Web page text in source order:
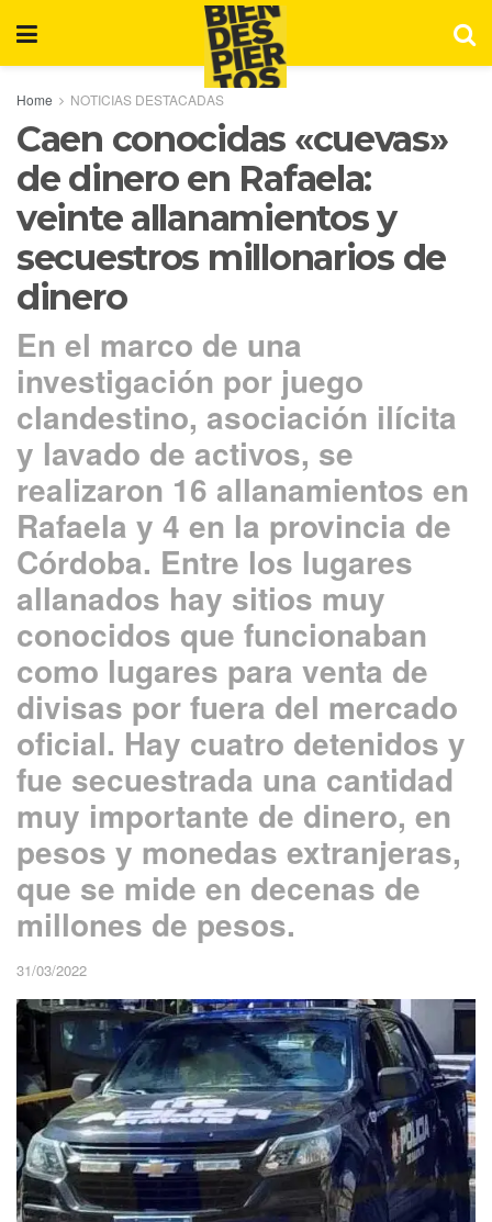
Home NOTICIAS DESTACADAS
Caen conocidas «cuevas»
de dinero en Rafaela:
veinte allanamientos y
secuestros millonarios de
dinero
En el marco de una
investigación por juego
clandestino, asociación ilícita
y lavado de activos, se
realizaron 16 allanamientos en
Rafaela y 4 en la provincia de
Córdoba. Entre los lugares
allanados hay sitios muy
conocidos que funcionaban
como lugares para venta de
divisas por fuera del mercado
oficial. Hay cuatro detenidos y
fue secuestrada una cantidad
muy importante de dinero, en
pesos y monedas extranjeras,
que se mide en decenas de
millones de pesos.
31/03/2022